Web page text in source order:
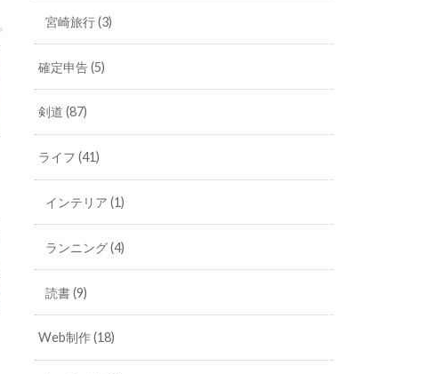
宮崎旅行(3)
確定申告(5)
剣道(87)
ライフ(41)
インテリア (1)
ランニング(4)
読書(9)
Web制作(18)